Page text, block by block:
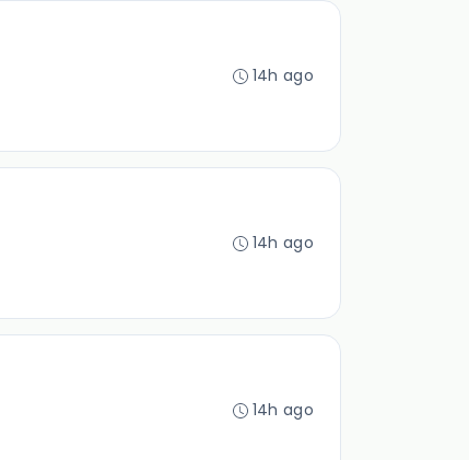
14h ago
14h ago
14h ago